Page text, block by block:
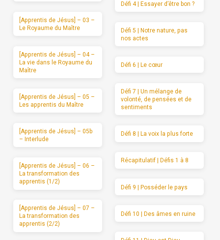
[Apprentis de Jésus] – 03 –
Le Royaume du Maître
[Apprentis de Jésus] – 04 –
La vie dans le Royaume du
Maître
[Apprentis de Jésus] – 05 –
Les apprentis du Maître
[Apprentis de Jésus] – 05b
– Interlude
[Apprentis de Jésus] – 06 –
La transformation des
apprentis (1/2)
[Apprentis de Jésus] – 07 –
La transformation des
apprentis (2/2)
Défi 4 | Essayer d’être bon ?
Défi 5 | Notre nature, pas
nos actes
Défi 6 | Le cœur
Défi 7 | Un mélange de
volonté, de pensées et de
sentiments
Défi 8 | La voix la plus forte
Récapitulatif | Défis 1 à 8
Défi 9 | Posséder le pays
Défi 10 | Des âmes en ruine